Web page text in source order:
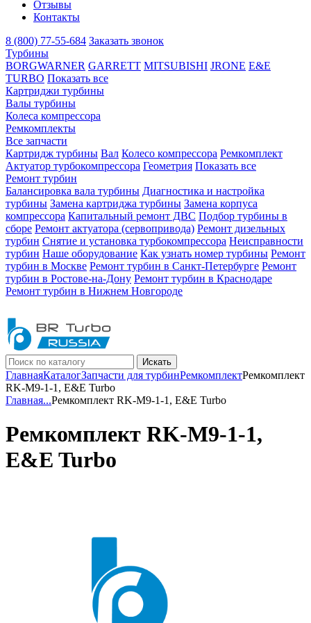
Отзывы
Контакты
8 (800) 77-55-684 Заказать звонок
Турбины
BORGWARNER GARRETT MITSUBISHI JRONE E&E
TURBO Показать все
Картриджи турбины
Валы турбины
Колеса компрессора
Ремкомплекты
Все запчасти
Картридж турбины Вал Колесо компрессора Ремкомплект
Актуатор турбокомпрессора Геометрия Показать все
Ремонт турбин
Балансировка вала турбины Диагностика и настройка
турбины Замена картриджа турбины Замена корпуса
компрессора Капитальный ремонт ДВС Подбор турбины в
сборе Ремонт актуатора (сервопривода) Ремонт дизельных
турбин Снятие и установка турбокомпрессора Неисправности
турбин Наше оборудование Как узнать номер турбины Ремонт
турбин в Москве Ремонт турбин в Санкт-Петербурге Ремонт
турбин в Ростове-на-Дону Ремонт турбин в Краснодаре
Ремонт турбин в Нижнем Новгороде
Искать
ГлавнаяКаталогЗапчасти для турбинРемкомплектРемкомплект
RK-M9-1-1, E&E Turbo
Главная...Ремкомплект RK-M9-1-1, E&E Turbo
Ремкомплект RK-M9-1-1,
E&E Turbo